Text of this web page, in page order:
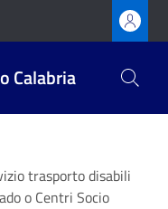
Calabria
trasporto disabili
o Centri Socio